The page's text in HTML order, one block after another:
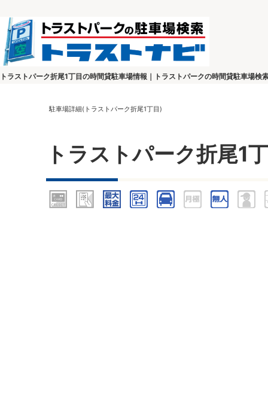
トラストパーク折尾1丁目の時間貸駐車場情報｜トラストパークの時間貸駐車場検
駐車場詳細(トラストパーク折尾1丁目)
トラストパーク折尾1